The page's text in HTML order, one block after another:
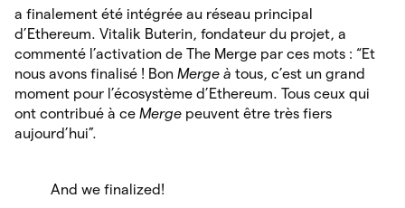
a finalement été intégrée au réseau principal
d’Ethereum. Vitalik Buterin, fondateur du projet, a
commenté l’activation de The Merge par ces mots : “Et
nous avons finalisé ! Bon Merge à tous, c’est un grand
moment pour l’écosystème d’Ethereum. Tous ceux qui
ont contribué à ce Merge peuvent être très fiers
aujourd’hui”.
And we finalized!